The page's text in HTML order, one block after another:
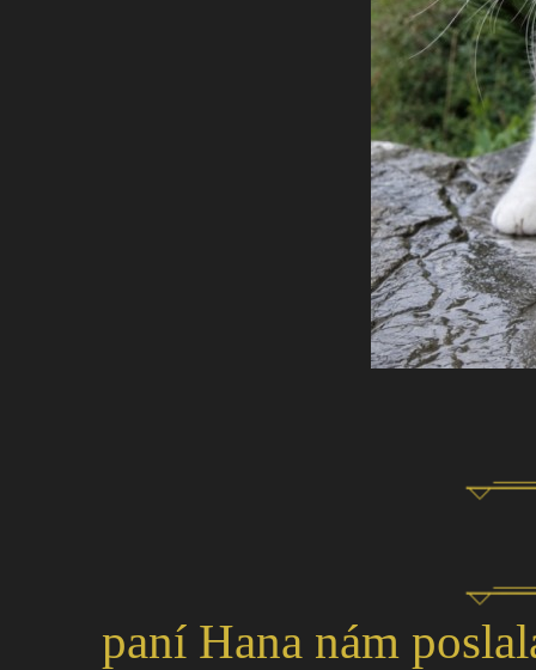
paní Hana nám